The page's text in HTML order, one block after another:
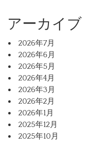
アーカイブ
2026年7月
2026年6月
2026年5月
2026年4月
2026年3月
2026年2月
2026年1月
2025年12月
2025年10月